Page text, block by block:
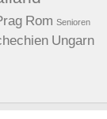
Rom Senioren
Ungarn